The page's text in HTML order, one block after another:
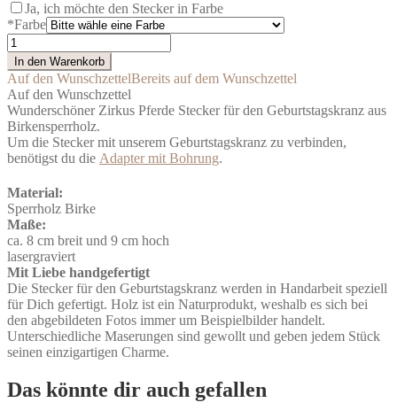
Ja, ich möchte den Stecker in Farbe
*Farbe
Stecker
Zirkus
Pferd
Geburtstagskranz
Menge
In den Warenkorb
Auf den WunschzettelBereits auf dem Wunschzettel
Auf den Wunschzettel
Wunderschöner Zirkus Pferde Stecker für den Geburtstagskranz aus
Birkensperrholz.
Um die Stecker mit unserem Geburtstagskranz zu verbinden,
benötigst du die Adapter mit Bohrung.
Material:
Sperrholz Birke
Maße:
ca. 8 cm breit und 9 cm hoch
lasergraviert
Mit Liebe handgefertigt
Die Stecker für den Geburtstagskranz werden in Handarbeit speziell
für Dich gefertigt. Holz ist ein Naturprodukt, weshalb es sich bei
den abgebildeten Fotos immer um Beispielbilder handelt.
Unterschiedliche Maserungen sind gewollt und geben jedem Stück
seinen einzigartigen Charme.
Das könnte dir auch gefallen